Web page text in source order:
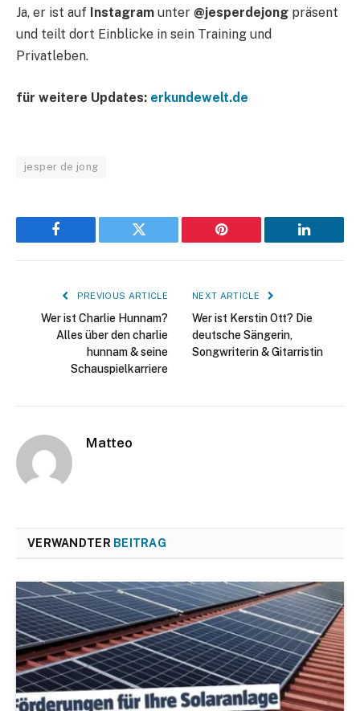
Ja, er ist auf Instagram unter @jesperdejong präsent
und teilt dort Einblicke in sein Training und
Privatleben.
für weitere Updates: erkundewelt.de
jesper de jong
Facebook Twitter Pinterest LinkedIn
PREVIOUS ARTICLE
Wer ist Charlie Hunnam?
Alles über den charlie
hunnam & seine
Schauspielkarriere
NEXT ARTICLE
Wer ist Kerstin Ott? Die
deutsche Sängerin,
Songwriterin & Gitarristin
Matteo
VERWANDTER BEITRAG